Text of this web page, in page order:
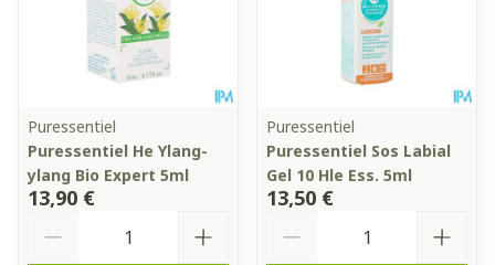
Puressentiel
Puressentiel He Ylang-
ylang Bio Expert 5ml
13,90 €
Puressentiel
Puressentiel Sos Labial
Gel 10 Hle Ess. 5ml
13,50 €